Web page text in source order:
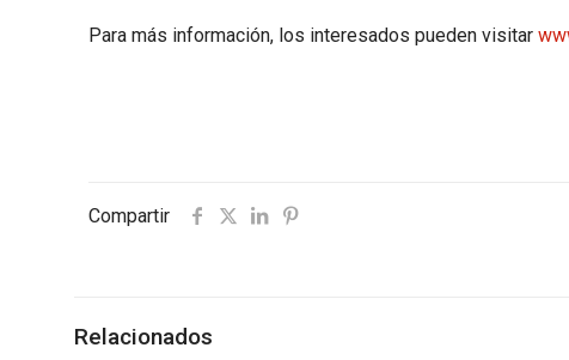
Para más información, los interesados pueden visitar
Compartir
Relacionados